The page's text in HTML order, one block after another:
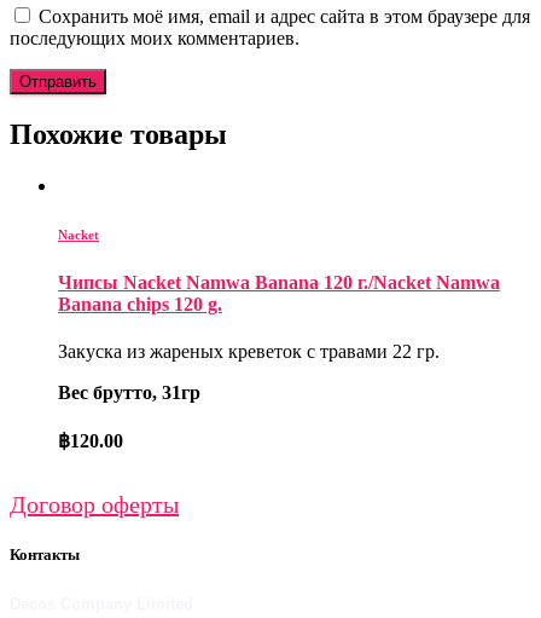
Сохранить моё имя, email и адрес сайта в этом браузере для
последующих моих комментариев.
Похожие товары
Nacket
Чипсы Nacket Namwa Banana 120 г./Nacket Namwa
Banana chips 120 g.
Закуска из жареных креветок с травами 22 гр.
Вес брутто, 31гр
฿120.00
Договор оферты
Контакты